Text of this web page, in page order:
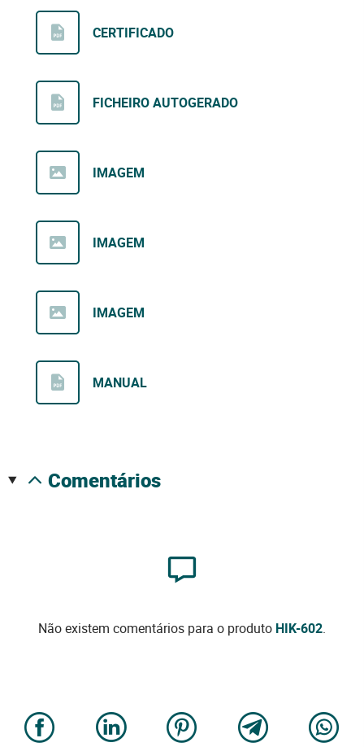
CERTIFICADO
FICHEIRO AUTOGERADO
IMAGEM
IMAGEM
IMAGEM
MANUAL
comentários
Não existem comentários para o produto HIK-602.